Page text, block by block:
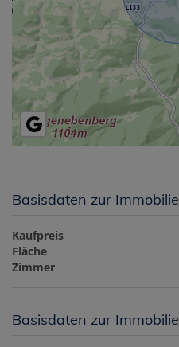
Basisdaten zur Immobilie
Kaufpreis
Fläche
Zimmer
Basisdaten zur Immobilie